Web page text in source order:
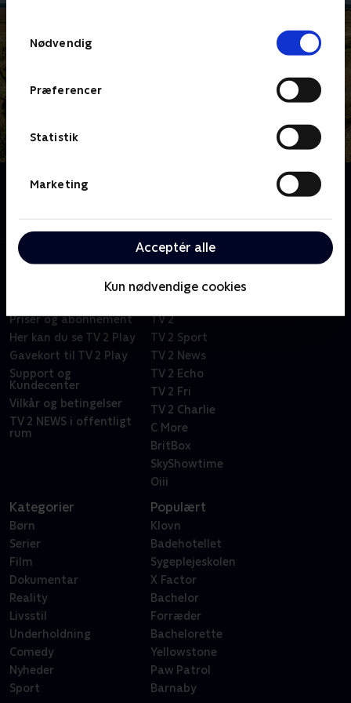
Nødvendig
Præferencer
Statistik
Marketing
Acceptér alle
Kun nødvendige cookies
Om 1 døgn, 2 hold, 3 dyr
Priser og abonnement
Her kan du se TV 2 Play
Gavekort til TV 2 Play
Support og
Kundecenter
Vilkår og betingelser
TV 2 NEWS i offentligt
rum
TV 2
TV 2 Sport
TV 2 News
TV 2 Echo
TV 2 Fri
TV 2 Charlie
C More
BritBox
SkyShowtime
Oiii
Kategorier
Børn
Serier
Film
Dokumentar
Reality
Livsstil
Underholdning
Comedy
Nyheder
Sport
Populært
Klovn
Badehotellet
Sygeplejeskolen
X Factor
Bachelor
Forræder
Bachelorette
Yellowstone
Paw Patrol
Barnaby